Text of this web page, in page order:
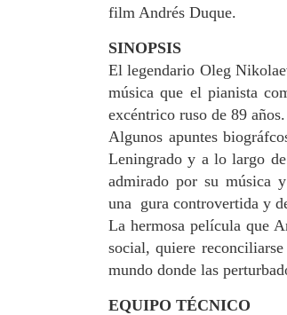
film Andrés Duque.
SINOPSIS
El legendario Oleg
música que el pianista
excéntrico ruso de 89 años.
Algunos apuntes
Leningrado y a lo largo
admirado por su música
una gura controvertida y
La hermosa película que
social, quiere
mundo donde las
EQUIPO TÉCNICO